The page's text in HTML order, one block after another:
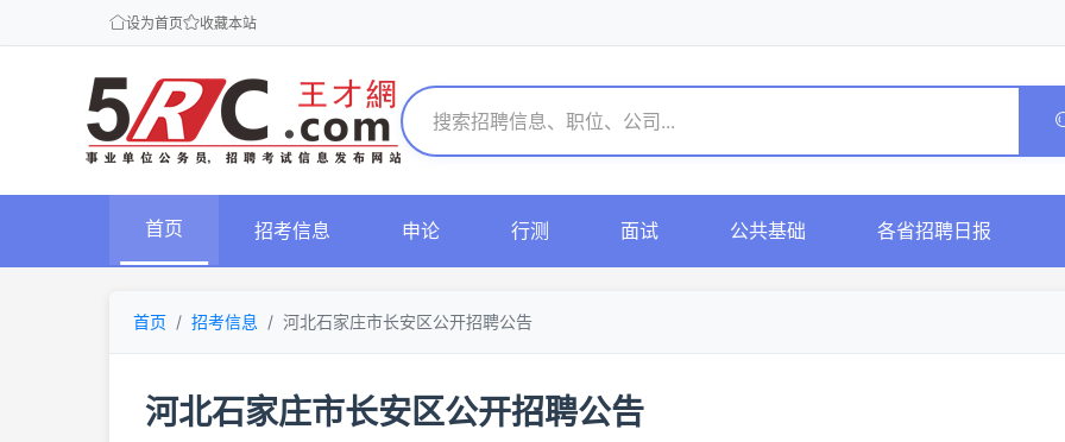
设为首页 收藏本站
首页 招考信息 申论 行测 面试 公共基础 各省招聘日报
首页 招考信息 河北石家庄市长安区公开招聘公告
河北石家庄市长安区公开招聘公告